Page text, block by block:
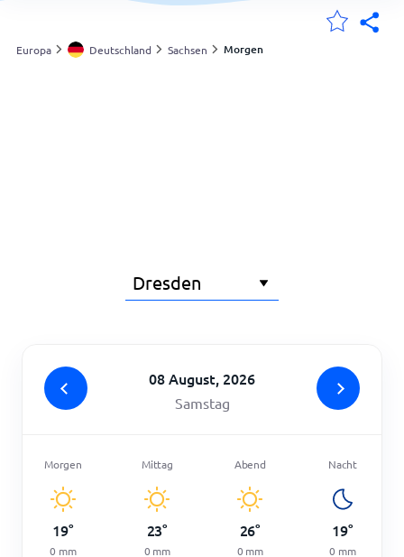
Österreich
Europa Deutschland Sachsen Morgen
08 August, 2026
Samstag
Morgen
19°
0 mm
Mittag
23°
0 mm
Abend
26°
0 mm
Nacht
19°
0 mm